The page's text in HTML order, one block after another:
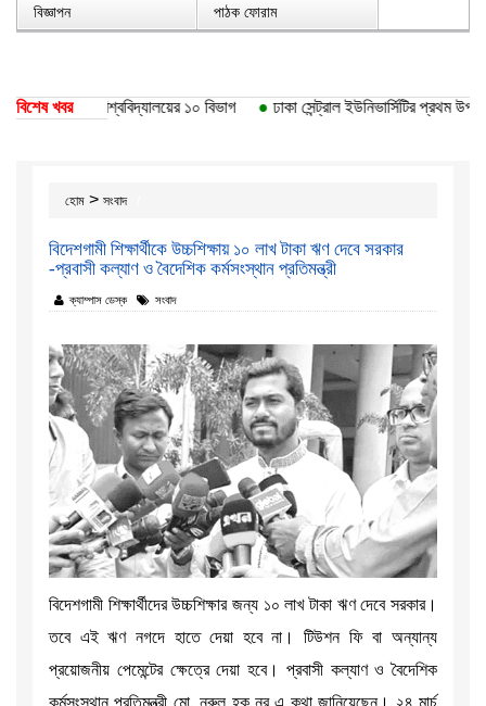
বিজ্ঞাপন
পাঠক ফোরাম
বিশেষ খবর
পেয়েছে ঢাকা বিশ্ববিদ্যালয়ের ১০ বিভাগ ঢাকা সেন্ট্রাল ইউনিভার্সিটির প্রথম
হোম > সংবাদ
বিদেশগামী শিক্ষার্থীকে উচ্চশিক্ষায় ১০ লাখ টাকা ঋণ দেবে সরকার
-প্রবাসী কল্যাণ ও বৈদেশিক কর্মসংস্থান প্রতিমন্ত্রী
ক্যাম্পাস ডেস্ক সংবাদ
বিদেশগামী শিক্ষার্থীদের উচ্চশিক্ষার জন্য ১০ লাখ টাকা ঋণ দেবে সরকার।
তবে এই ঋণ নগদে হাতে দেয়া হবে না। টিউশন ফি বা অন্যান্য
প্রয়োজনীয় পেমেন্টের ক্ষেত্রে দেয়া হবে। প্রবাসী কল্যাণ ও বৈদেশিক
কর্মসংস্থান প্রতিমন্ত্রী মো. নুরুল হক নুর এ কথা জানিয়েছেন। ২৪ মার্চ